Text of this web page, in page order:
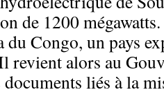
de 1200
du Congo, un pays
revient alors au
liés à la